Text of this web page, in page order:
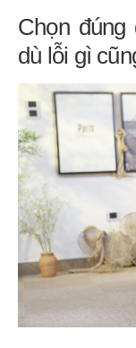
Chọn
dù lỗi gì